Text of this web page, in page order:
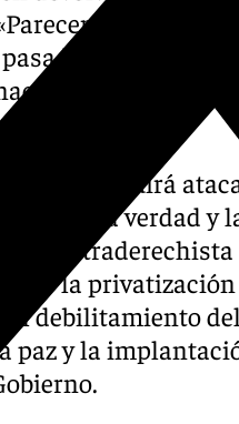
querer
y de que
Vox seguirá
de la verdad y
y la
el debilitamiento
paz y la